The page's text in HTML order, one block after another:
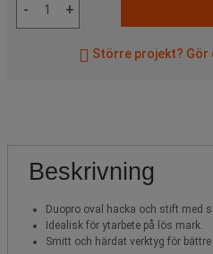
-
+
Större projekt?
Beskrivning
Duopro oval hacka och stift med
Idealisk för ytarbete på lös mark.
Smitt och härdat verktyg för